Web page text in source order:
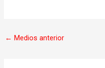
← Medios anterior